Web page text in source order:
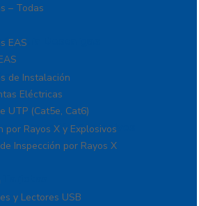
– Todas
Descargas
EAS
de Instalación
Eléctricas
UTP (Cat5e, Cat6)
Rayos X y Explosivos
por Rayos X y Explosivos
Inspección por Rayos X
y Lectores USB